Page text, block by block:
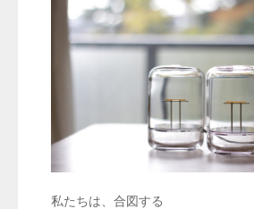
私たちは、合図する